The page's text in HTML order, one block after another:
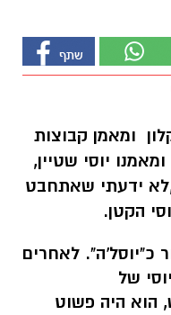
ומאמן קבוצות
יוסי שטיין,
ידעתי שאתחבט
הקטן.
כ"יוסל'ה". לאחרים
של
הוא היה פשוט